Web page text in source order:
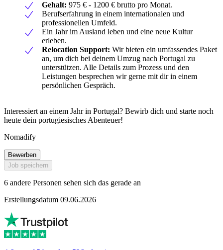
Gehalt: 975 € - 1200 € brutto pro Monat.
Berufserfahrung in einem internationalen und
professionellen Umfeld.
Ein Jahr im Ausland leben und eine neue Kultur
erleben.
Relocation Support: Wir bieten ein umfassendes Paket
an, um dich bei deinem Umzug nach Portugal zu
unterstützen. Alle Details zum Prozess und den
Leistungen besprechen wir gerne mit dir in einem
persönlichen Gespräch.
Interessiert an einem Jahr in Portugal? Bewirb dich und starte noch
heute dein portugiesisches Abenteuer!
Nomadify
Bewerben
Job speichern
6 andere Personen sehen sich das gerade an
Erstellungsdatum 09.06.2026